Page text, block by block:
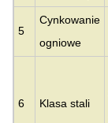
5
Cynkowanie
ogniowe
6 Klasa stali